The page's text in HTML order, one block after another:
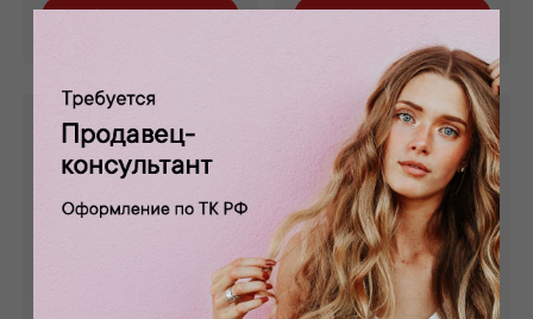
Забронировать Забронировать